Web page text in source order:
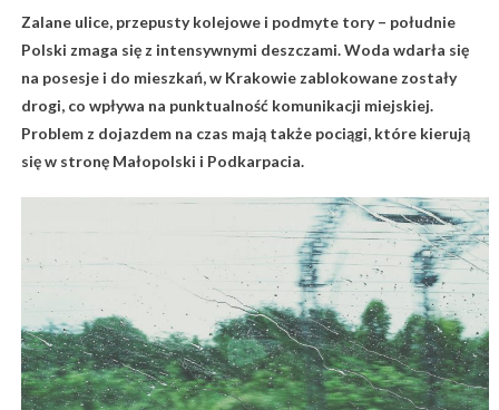
Zalane ulice, przepusty kolejowe i podmyte tory – południe
Polski zmaga się z intensywnymi deszczami. Woda wdarła się
na posesje i do mieszkań, w Krakowie zablokowane zostały
drogi, co wpływa na punktualność komunikacji miejskiej.
Problem z dojazdem na czas mają także pociągi, które kierują
się w stronę Małopolski i Podkarpacia.